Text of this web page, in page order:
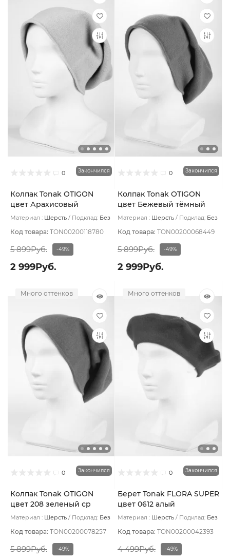
0 Закончился
Колпак Tonak OTIGON
цвет Арахисовый
Материал : Шерсть Подклад: Без
Код товара: TON00200118780
5 899Руб. -49%
2 999Руб.
0 Закончился
Колпак Tonak OTIGON
цвет Бежевый тёмный
Материал : Шерсть Подклад: Без
Код товара: TON00200068449
5 899Руб. -49%
2 999Руб.
Много оттенков
0 Закончился
Колпак Tonak OTIGON
цвет 208 зеленый ср
Материал : Шерсть Подклад: Без
Код товара: TON00200078257
5 899Руб. -49%
Много оттенков
0 Закончился
Берет Tonak FLORA SUPER
цвет 0612 алый
Материал : Шерсть Подклад: Без
Код товара: TON00200042393
4 499Руб. -49%